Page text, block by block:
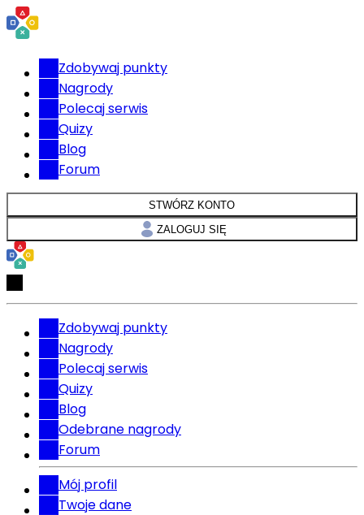
Zdobywaj punkty
Nagrody
Polecaj serwis
Quizy
Blog
Forum
STWÓRZ KONTO
ZALOGUJ SIĘ
Zdobywaj punkty
Nagrody
Polecaj serwis
Quizy
Blog
Odebrane nagrody
Forum
Mój profil
Twoje dane